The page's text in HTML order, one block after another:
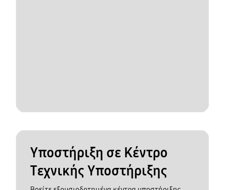
Υποστήριξη σε Κέντρο
Τεχνικής Υποστήριξης